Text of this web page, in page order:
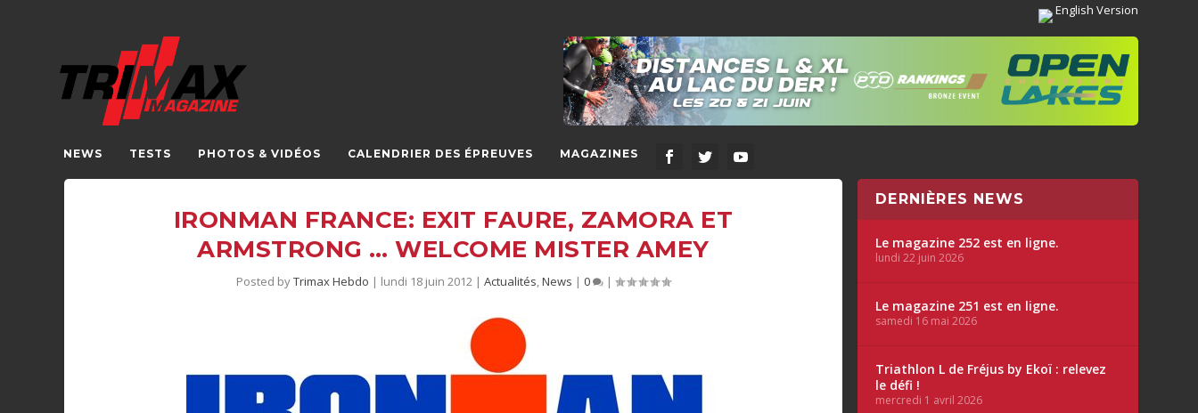
English Version
NEWS TESTS PHOTOS & VIDÉOS CALENDRIER DES ÉPREUVES MAGAZINES
IRONMAN FRANCE: EXIT FAURE, ZAMORA ET
ARMSTRONG … WELCOME MISTER AMEY
Posted byTrimax Hebdo | lundi 18 juin 2012 |Actualités,News |0 |
DERNIÈRES NEWS
Le magazine 252 est en ligne.
lundi 22 juin 2026
Le magazine 251 est en ligne.
samedi 16 mai 2026
Triathlon L de Fréjus by Ekoï : relevez
le défi !
mercredi 1 avril 2026